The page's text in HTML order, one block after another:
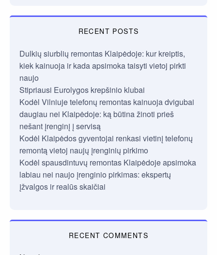
RECENT POSTS
Dulkių siurblių remontas Klaipėdoje: kur kreiptis,
kiek kainuoja ir kada apsimoka taisyti vietoj pirkti
naujo
Stipriausi Eurolygos krepšinio klubai
Kodėl Vilniuje telefonų remontas kainuoja dvigubai
daugiau nei Klaipėdoje: ką būtina žinoti prieš
nešant įrenginį į servisą
Kodėl Klaipėdos gyventojai renkasi vietinį telefonų
remontą vietoj naujų įrenginių pirkimo
Kodėl spausdintuvų remontas Klaipėdoje apsimoka
labiau nei naujo įrenginio pirkimas: ekspertų
įžvalgos ir realūs skaičiai
RECENT COMMENTS